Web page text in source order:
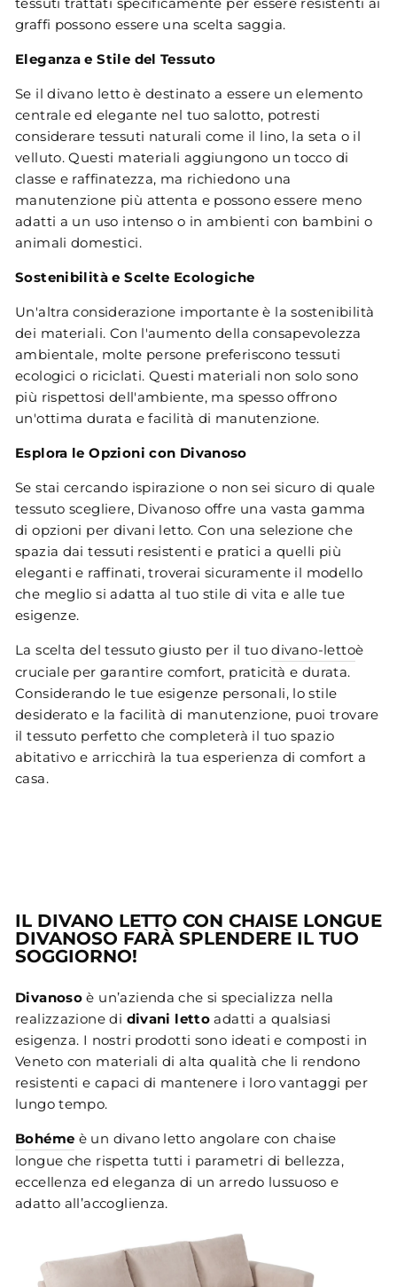
tessuti trattati specificamente per essere resistenti ai
graffi possono essere una scelta saggia.
Eleganza e Stile del Tessuto
Se il divano letto è destinato a essere un elemento
centrale ed elegante nel tuo salotto, potresti
considerare tessuti naturali come il lino, la seta o il
velluto. Questi materiali aggiungono un tocco di
classe e raffinatezza, ma richiedono una
manutenzione più attenta e possono essere meno
adatti a un uso intenso o in ambienti con bambini o
animali domestici.
Sostenibilità e Scelte Ecologiche
Un'altra considerazione importante è la sostenibilità
dei materiali. Con l'aumento della consapevolezza
ambientale, molte persone preferiscono tessuti
ecologici o riciclati. Questi materiali non solo sono
più rispettosi dell'ambiente, ma spesso offrono
un'ottima durata e facilità di manutenzione.
Esplora le Opzioni con Divanoso
Se stai cercando ispirazione o non sei sicuro di quale
tessuto scegliere, Divanoso offre una vasta gamma
di opzioni per divani letto. Con una selezione che
spazia dai tessuti resistenti e pratici a quelli più
eleganti e raffinati, troverai sicuramente il modello
che meglio si adatta al tuo stile di vita e alle tue
esigenze.
La scelta del tessuto giusto per il tuodivano-lettoè
cruciale per garantire comfort, praticità e durata.
Considerando le tue esigenze personali, lo stile
desiderato e la facilità di manutenzione, puoi trovare
il tessuto perfetto che completerà il tuo spazio
abitativo e arricchirà la tua esperienza di comfort a
casa.
IL DIVANO LETTO CON CHAISE LONGUE
DIVANOSO FARÀ SPLENDERE IL TUO
SOGGIORNO!
Divanoso è un’azienda che si specializza nella
realizzazione di divani letto adatti a qualsiasi
esigenza. I nostri prodotti sono ideati e composti in
Veneto con materiali di alta qualità che li rendono
resistenti e capaci di mantenere i loro vantaggi per
lungo tempo.
Bohéme è un divano letto angolare con chaise
longue che rispetta tutti i parametri di bellezza,
eccellenza ed eleganza di un arredo lussuoso e
adatto all’accoglienza.